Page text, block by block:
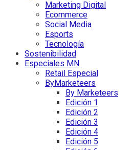
Marketing Digital
Ecommerce
Social Media
Esports
Tecnología
Sostenibilidad
Especiales MN
Retail Especial
ByMarketeers
By Marketeers
Edición 1
Edición 2
Edición 3
Edición 4
Edición 5